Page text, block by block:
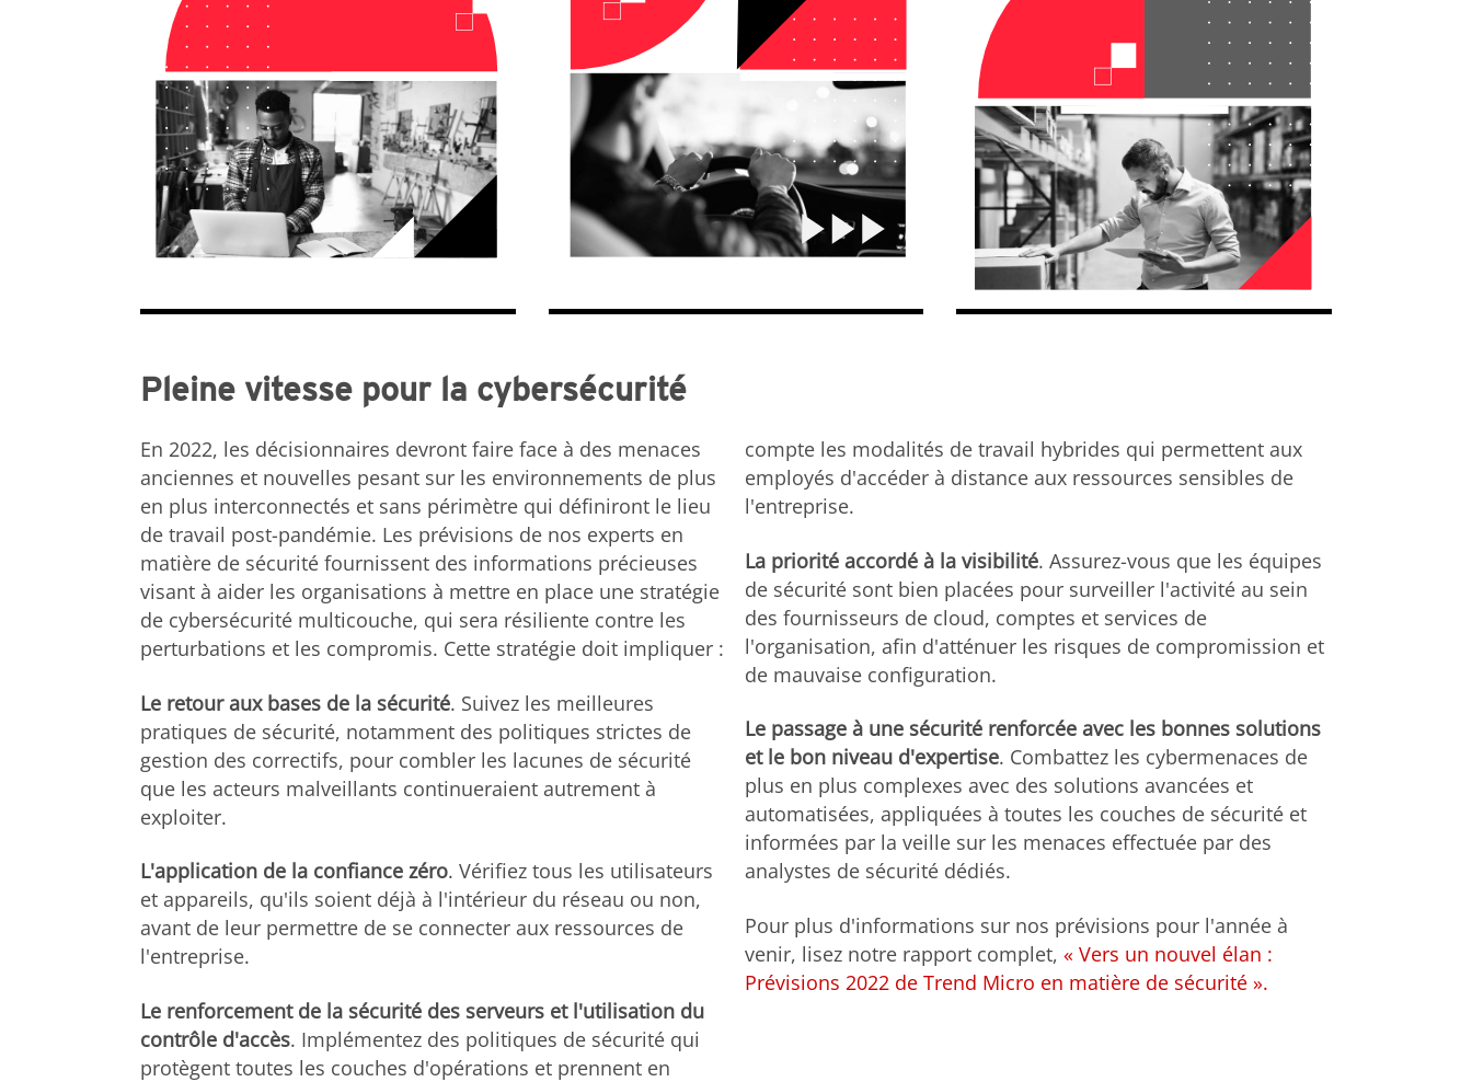
Pleine vitesse pour la cybersécurité
En 2022, les décisionnaires devront faire face à des menaces
anciennes et nouvelles pesant sur les environnements de plus
en plus interconnectés et sans périmètre qui définiront le lieu
de travail post-pandémie. Les prévisions de nos experts en
matière de sécurité fournissent des informations précieuses
visant à aider les organisations à mettre en place une stratégie
de cybersécurité multicouche, qui sera résiliente contre les
perturbations et les compromis. Cette stratégie doit impliquer :
Le retour aux bases de la sécurité. Suivez les meilleures
pratiques de sécurité, notamment des politiques strictes de
gestion des correctifs, pour combler les lacunes de sécurité
que les acteurs malveillants continueraient autrement à
exploiter.
L'application de la confiance zéro. Vérifiez tous les utilisateurs
et appareils, qu'ils soient déjà à l'intérieur du réseau ou non,
avant de leur permettre de se connecter aux ressources de
l'entreprise.
Le renforcement de la sécurité des serveurs et l'utilisation du
contrôle d'accès. Implémentez des politiques de sécurité qui
protègent toutes les couches d'opérations et prennent en
compte les modalités de travail hybrides qui permettent aux
employés d'accéder à distance aux ressources sensibles de
l'entreprise.
La priorité accordé à la visibilité. Assurez-vous que les équipes
de sécurité sont bien placées pour surveiller l'activité au sein
des fournisseurs de cloud, comptes et services de
l'organisation, afin d'atténuer les risques de compromission et
de mauvaise configuration.
Le passage à une sécurité renforcée avec les bonnes solutions
et le bon niveau d'expertise. Combattez les cybermenaces de
plus en plus complexes avec des solutions avancées et
automatisées, appliquées à toutes les couches de sécurité et
informées par la veille sur les menaces effectuée par des
analystes de sécurité dédiés.
Pour plus d'informations sur nos prévisions pour l'année à
venir, lisez notre rapport complet, « Vers un nouvel élan :
Prévisions 2022 de Trend Micro en matière de sécurité ».